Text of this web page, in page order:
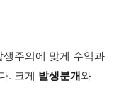
주의에 맞게 수익과
. 크게 발생분개와